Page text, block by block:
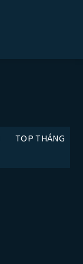
TOP THÁNG